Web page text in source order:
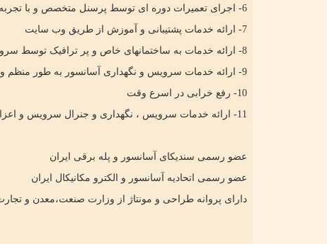
6- اجرای تعمیرات دوره ای توسط پرسنل متخصص و با تجربه شرکت
7- ارائه خدمات پشتیبانی و آموزش از طریق وب سایت
8- ارائه خدمات به ساختمانهای خاص و پر ترافیک توسط سرویسکار مقیم
9- ارائه خدمات سرویس و نگهداری آسانسور به طور منظم و
10- رفع خرابی در اسرع وقت
11- ارائه خدمات سرویس ، نگهداری و جنرال سرویس و اعزام
عضو رسمی سندیکای آسانسور و پله برقی ایران
عضو رسمی اتحادیه آسانسور و الکترو مکانیکال ایران
دارای پروانه طراحی و مونتاژ از وزارت صنعت،معدن و